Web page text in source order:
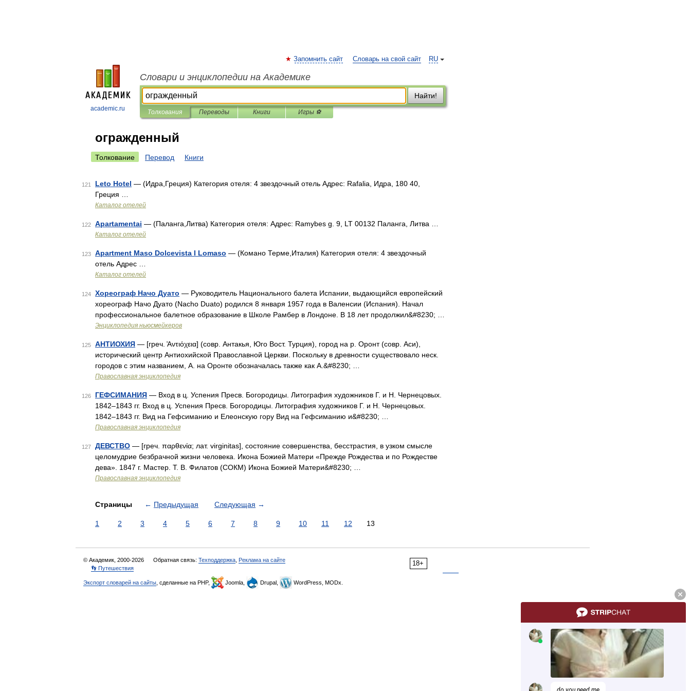
academic.ru
RU
Запомнить сайт Словарь на свой сайт
Словари и энциклопедии на Академике
Найти!
Толкования Переводы Книги Игры ⚽
огражденный
Толкование Перевод Книги
121 Leto Hotel — (Идра,Греция) Категория отеля: 4 звездочный отель Адрес: Rafalia, Идра, 180 40,
Греция …
Каталог отелей
122 Apartamentai — (Паланга,Литва) Категория отеля: Адрес: Ramybes g. 9, LT 00132 Паланга, Литва …
Каталог отелей
123 Apartment Maso Dolcevista I Lomaso — (Комано Терме,Италия) Категория отеля: 4 звездочный
отель Адрес …
Каталог отелей
124 Хореограф Начо Дуато — Руководитель Национального балета Испании, выдающийся европейский
хореограф Начо Дуато (Nacho Duato) родился 8 января 1957 года в Валенсии (Испания). Начал
профессиональное балетное образование в Школе Рамбер в Лондоне. В 18 лет продолжил&#8230; …
Энциклопедия ньюсмейкеров
125 АНТИОХИЯ — [греч. ̓Αντιόχεια] (совр. Антакья, Юго Вост. Турция), город на р. Оронт (совр. Аси),
исторический центр Антиохийской Православной Церкви. Поскольку в древности существовало неск.
городов с этим названием, А. на Оронте обозначалась также как А.&#8230; …
Православная энциклопедия
126 ГЕФСИМАНИЯ — Вход в ц. Успения Пресв. Богородицы. Литография художников Г. и Н. Чернецовых.
1842–1843 гг. Вход в ц. Успения Пресв. Богородицы. Литография художников Г. и Н. Чернецовых.
1842–1843 гг. Вид на Гефсиманию и Елеонскую гору Вид на Гефсиманию и&#8230; …
Православная энциклопедия
127 ДЕВСТВО — [греч. παρθενία; лат. virginitas], состояние совершенства, бесстрастия, в узком смысле
целомудрие безбрачной жизни человека. Икона Божией Матери «Прежде Рождества и по Рождестве
дева». 1847 г. Мастер. Т. В. Филатов (СОКМ) Икона Божией Матери&#8230; …
Православная энциклопедия
Страницы ← Предыдущая Следующая →
1 2 3 4 5 6 7 8 9 10 11 12 13
18+
© Академик, 2000-2026 Обратная связь: Техподдержка Реклама на сайте
👣 Путешествия
Экспорт словарей на сайты , сделанные на PHP, Joomla, Drupal, WordPress, MODx.